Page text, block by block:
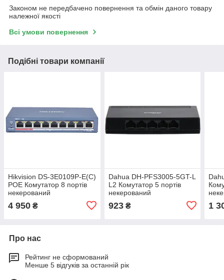
Законом не передбачено повернення та обмін даного товару
належної якості
Всі умови повернення
Подібні товари компанії
Hikvision DS-3E0109P-E(C)
POE Комутатор 8 портів
некерований
4 950 ₴
Dahua DH-PFS3005-5GT-L
L2 Комутатор 5 портів
некерований
923₴ 1
Про нас
Рейтинг не сформований
Менше 5 відгуків за останній рік